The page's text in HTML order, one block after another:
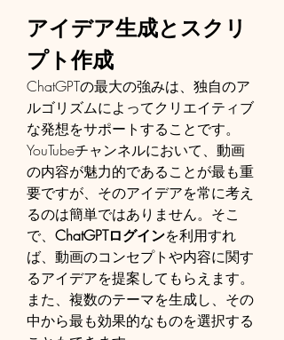
アイデア生成とスクリ
プト作成
ChatGPTの最大の強みは、独自のア
ルゴリズムによってクリエイティブ
な発想をサポートすることです。
YouTubeチャンネルにおいて、動画
の内容が魅力的であることが最も重
要ですが、そのアイデアを常に考え
るのは簡単ではありません。そこ
で、 ChatGPTログインを利用すれ
ば、動画のコンセプトや内容に関す
るアイデアを提案してもらえます。
また、複数のテーマを生成し、その
中から最も効果的なものを選択する